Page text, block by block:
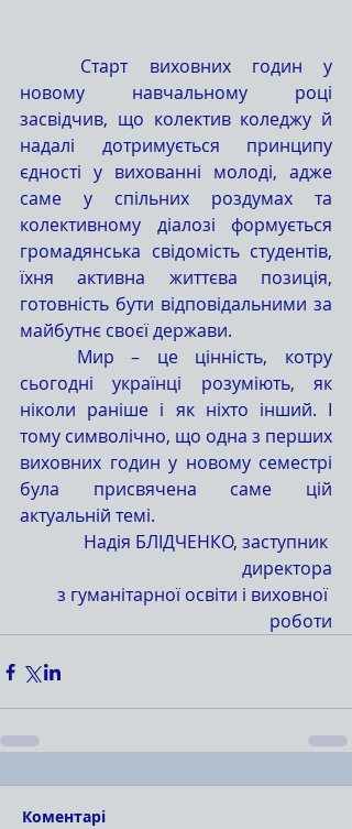
новому навчальному році
засвідчив, що колектив коледжу й
надалі дотримується принципу
єдності у вихованні молоді, адже
саме у спільних роздумах та
колективному діалозі формується
громадянська свідомість студентів,
їхня активна життєва позиція,
готовність бути відповідальними за
майбутнє своєї держави.
сьогодні українці розуміють, як
ніколи раніше і як ніхто інший. І
тому символічно, що одна з перших
виховних годин у новому семестрі
була присвячена саме цій
актуальній темі.
Надія БЛІДЧЕНКО, заступник
директора
з гуманітарної освіти і виховної
роботи
Коментарі